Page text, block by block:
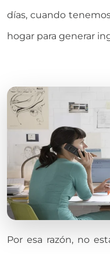
días, cuando
hogar para generar
Por esa razón, no